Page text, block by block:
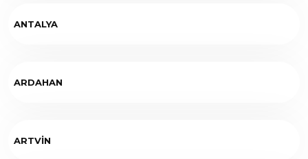
ANTALYA
ARDAHAN
ARTVİN